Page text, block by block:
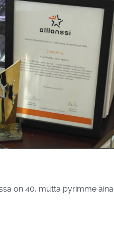
on 40, mutta pyrimme